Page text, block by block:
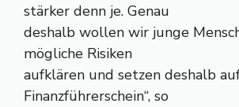
stärker denn je. Genau
deshalb wollen wir junge
mögliche Risiken
aufklären und setzen deshalb
Finanzführerschein“, so